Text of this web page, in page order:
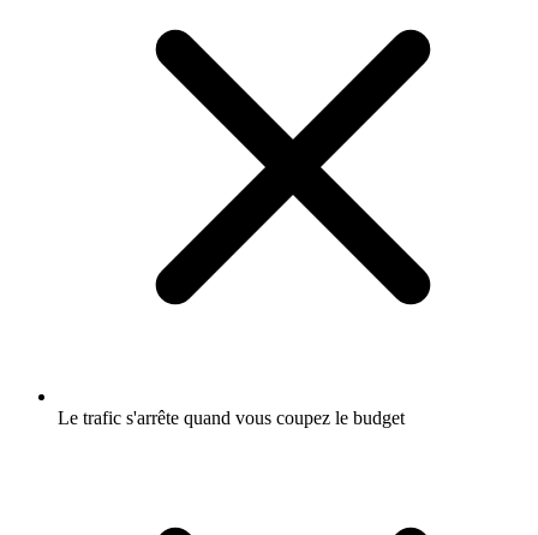
Le trafic s'arrête quand vous coupez le budget